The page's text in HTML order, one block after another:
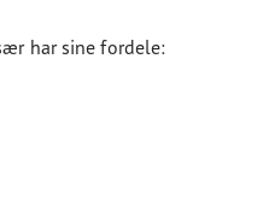
har sine fordele: